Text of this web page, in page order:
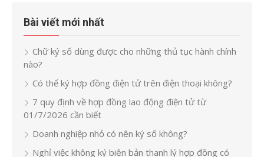
Bài viết mới nhất
Chữ ký số dùng được cho những thủ tục hành chính
nào?
Có thể ký hợp đồng điện tử trên điện thoại không?
7 quy định về hợp đồng lao động điện tử từ
01/7/2026 cần biết
Doanh nghiệp nhỏ có nên ký số không?
Nghỉ việc không ký biên bản thanh lý hợp đồng có